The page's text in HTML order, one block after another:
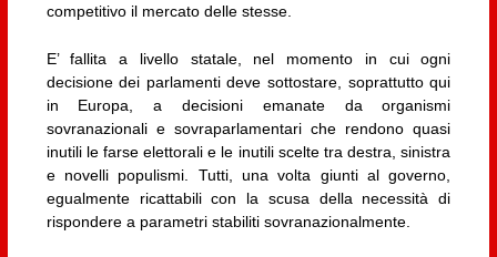
competitivo il mercato delle stesse.
E’ fallita a livello statale, nel momento in cui ogni
decisione dei parlamenti deve sottostare, soprattutto qui
in Europa, a decisioni emanate da organismi
sovranazionali e sovraparlamentari che rendono quasi
inutili le farse elettorali e le inutili scelte tra destra, sinistra
e novelli populismi. Tutti, una volta giunti al governo,
egualmente ricattabili con la scusa della necessità di
rispondere a parametri stabiliti sovranazionalmente.